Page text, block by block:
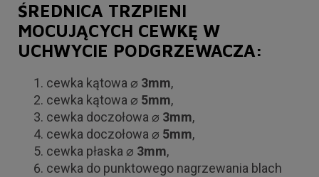
ŚREDNICA TRZPIENI
MOCUJĄCYCH CEWKĘ W
UCHWYCIE PODGRZEWACZA:
cewka kątowa ⌀ 3mm,
cewka kątowa ⌀ 5mm,
cewka doczołowa ⌀ 3mm,
cewka doczołowa ⌀ 5mm,
cewka płaska ⌀ 3mm,
cewka do punktowego nagrzewania blach